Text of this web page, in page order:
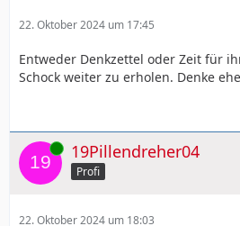
22. Oktober 2024 um 17:45
Entweder Denkzettel oder Zeit für
Schock weiter zu erholen. Denke
Online 19Pillendreher04
Profi
22. Oktober 2024 um 18:03